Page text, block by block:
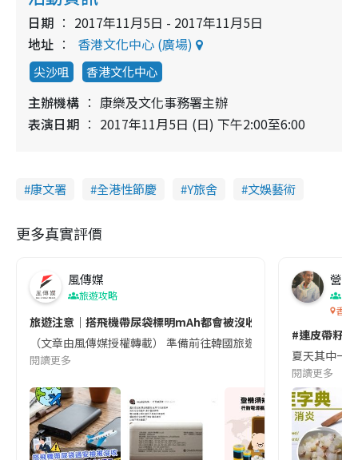
日期
2017年11月5日 - 2017年11月5日
地址
香港文化中心 (廣場)
尖沙咀 香港文化中心
主辦機構
康樂及文化事務署主辦
表演日期
2017年11月5日 (日) 下午2:00至6:00
康文署 全港性節慶 Y旅舍 文娛藝術
更多真實評價
風傳媒
旅遊攻略
旅遊注意｜搭飛機帶尿袋標明mAh都會被沒收😱出發前切記檢查
（文章由風傳媒授權轉載） 準備前往韓國旅遊的民眾，近期要
閱讀更多
營養
香港
#連皮帶籽
夏天其中一
閱讀更多